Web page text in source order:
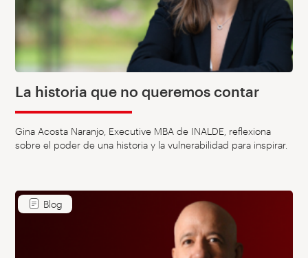
La historia que no queremos contar
Gina Acosta Naranjo, Executive MBA de INALDE, reflexiona
sobre el poder de una historia y la vulnerabilidad para inspirar.
Blog